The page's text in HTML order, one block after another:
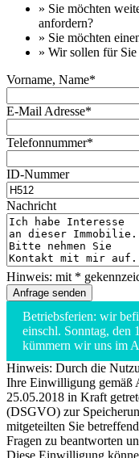
» Sie möchten
anfordern?
» Sie möchten
» Wir sollen für Sie
Vorname, Name*
E-Mail Adresse*
Telefonnummer*
ID-Nummer
Nachricht
Hinweis: mit *
Betriebsferien: wir
einschl. Sonntag, den
kümmern wir uns im
Hinweis: Durch die
Ihre Einwilligung gemäß
25.05.2018 in Kraft
(DSGVO) zur
mitgeteilten Sie
Fragen zu beantworten
Diese Einwilligung